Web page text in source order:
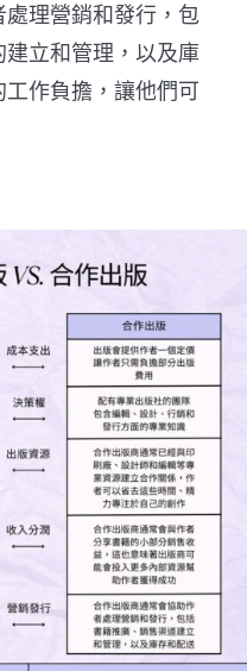
理營銷和發行，包
立和管理，以及庫
作負擔，讓他們可